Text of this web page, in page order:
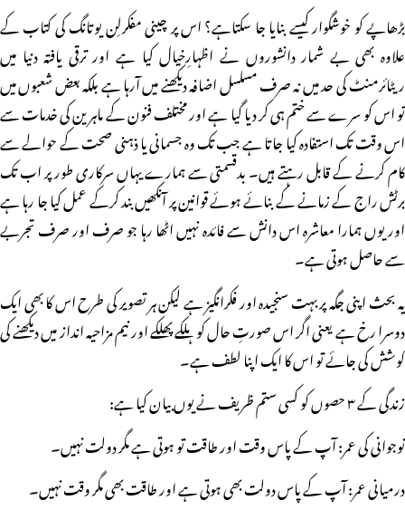
بڑھاپے کو خوشگوار کیسے بنایا جا سکتاہے؟ اس پر چینی مفکرلِن یوتانگ کی کتاب کے
علاوہ بھی بے شمار دانشوروں نے اظہارِخیال کیا ہے اور ترقی یافتہ دنیا میں
ریٹائرمنٹ کی حد میں نہ صرف مسلسل اضافہ دیکھنے میں آرہا ہے بلکہ بعض شعبوں میں
تو اس کو سرے سے ختم ہی کر دیا گیا ہے اور مختلف فنون کے ماہرین کی خدمات سے
اس وقت تک استفادہ کیا جاتا ہے جب تک وہ جسمانی یا ذہنی صحت کے حوالے سے
کام کرنے کے قابل رہتے ہیں۔ بدقسمتی سے ہمارے یہاں سرکاری طور پر اب تک
برٹش راج کے زمانے کے بنائے ہوئے قوانین پر آنکھیں بند کرکے عمل کیا جا رہا ہے
اور یوں ہمارا معاشرہ اس دانش سے فائدہ نہیں اٹھا رہا جو صرف اور صرف تجربے
سے حاصل ہوتی ہے۔
یہ بحث اپنی جگہ پر بہت سنجیدہ اور فکرانگیز ہے لیکن ہر تصویر کی طرح اس کا بھی ایک
دوسرا رخ ہے یعنی اگر اس صورتِ حال کو ہلکے پھلکے اور نیم مزاحیہ انداز میں دیکھنے کی
کوشش کی جائے تو اس کا ایک اپنا لطف ہے۔
زندگی کے ۳ حصوں کو کسی ستم ظریف نے یوں بیان کیا ہے:
نوجوانی کی عمر: آپ کے پاس وقت اور طاقت تو ہوتی ہے مگر دولت نہیں۔
درمیانی عمر: آپ کے پاس دولت بھی ہوتی ہے اور طاقت بھی مگر وقت نہیں۔